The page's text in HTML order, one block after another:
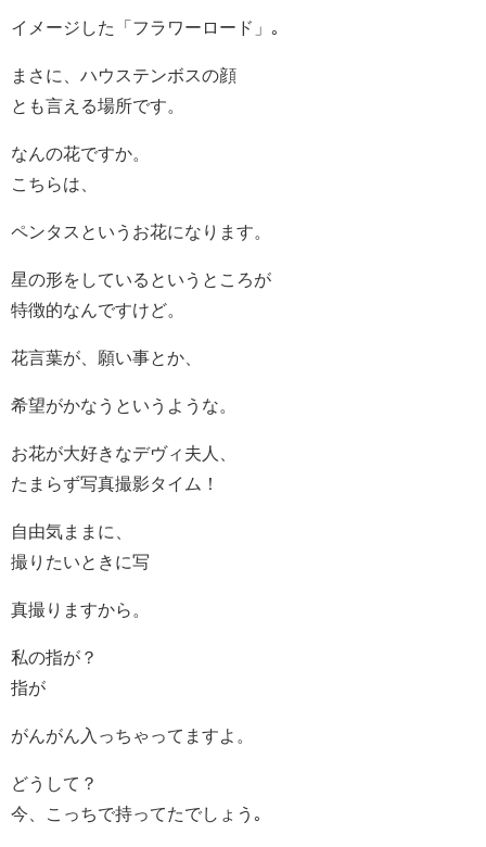
イメージした「フラワーロード」｡
まさに、ハウステンボスの顔
とも言える場所です。
なんの花ですか。
こちらは、
ペンタスというお花になります。
星の形をしているというところが
特徴的なんですけど。
花言葉が、願い事とか、
希望がかなうというような。
お花が大好きなデヴィ夫人、
たまらず写真撮影タイム！
自由気ままに、
撮りたいときに写
真撮りますから。
私の指が？
指が
がんがん入っちゃってますよ。
どうして？
今、こっちで持ってたでしょう｡